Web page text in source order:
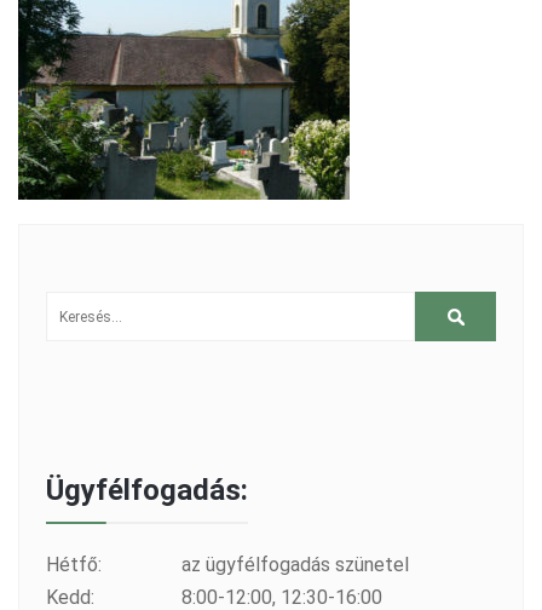
Ügyfélfogadás:
Hétfő:
az ügyfélfogadás szünetel
Kedd:
8:00-12:00, 12:30-16:00